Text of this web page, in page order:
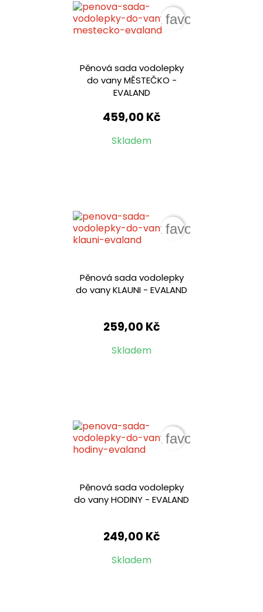
Pěnová sada vodolepky
do vany MĚSTEČKO -
EVALAND
459,00 Kč
Skladem
favorite_border
Pěnová sada vodolepky
do vany KLAUNI - EVALAND
259,00 Kč
Skladem
favorite_border
Pěnová sada vodolepky
do vany HODINY - EVALAND
249,00 Kč
Skladem
favorite_border